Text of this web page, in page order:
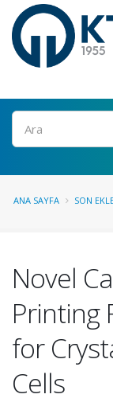
Ara
ANA SAYFA SON
Novel
Printing
for
Cells